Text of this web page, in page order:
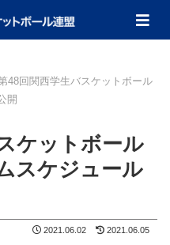
48回関西学生バスケットボール
開
ケットボール
スケジュール
2021.06.02 2021.06.05